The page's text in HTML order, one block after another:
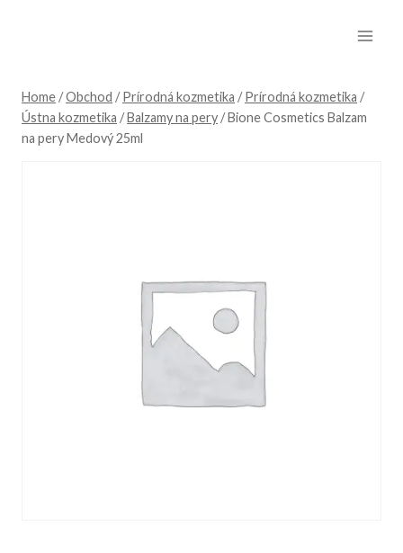
Home /Obchod / Prírodná kozmetika / Prírodná kozmetika /
Ústna kozmetika /Balzamy na pery /Bione Cosmetics Balzam
na pery Medový 25ml